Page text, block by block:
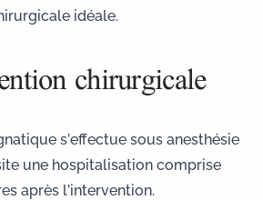
idéale.
chirurgicale
s’effectue sous anesthésie
une hospitalisation comprise
après l’intervention.